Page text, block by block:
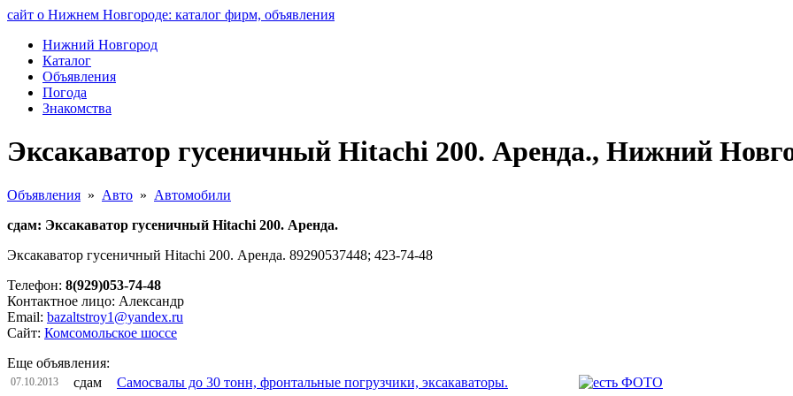
сайт о Нижнем Новгороде: каталог фирм, объявления
Нижний Новгород
Каталог
Объявления
Погода
Знакомства
Эксакаватор гусеничный Hitachi 200. Аренда., Нижний
Объявления » Авто » Автомобили
сдам: Эксакаватор гусеничный Hitachi 200. Аренда.
Эксакаватор гусеничный Hitachi 200. Аренда. 89290537448; 423-74-48
Телефон: 8(929)053-74-48
Контактное лицо: Александр
Email: bazaltstroy1@yandex.ru
Сайт: Комсомольское шоссе
Еще объявления:
07.10.2013 сдам Самосвалы до 30 тонн, фронтальные погрузчики, эксакаваторы.